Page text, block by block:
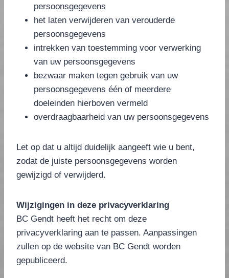
persoonsgegevens
het laten verwijderen van verouderde
persoonsgegevens
intrekken van toestemming voor verwerking
van uw persoonsgegevens
bezwaar maken tegen gebruik van uw
persoonsgegevens één of meerdere
doeleinden hierboven vermeld
overdraagbaarheid van uw persoonsgegevens
Let op dat u altijd duidelijk aangeeft wie u bent,
zodat de juiste persoonsgegevens worden
gewijzigd of verwijderd.
Wijzigingen in deze privacyverklaring
BC Gendt heeft het recht om deze
privacyverklaring aan te passen. Aanpassingen
zullen op de website van BC Gendt worden
gepubliceerd.